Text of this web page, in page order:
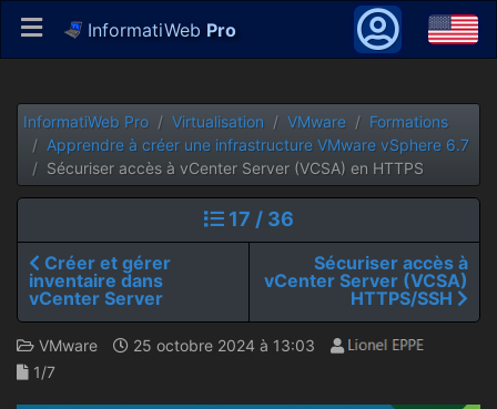
InformatiWeb Pro
InformatiWeb Pro Virtualisation VMware
Formations
Apprendre à créer une infrastructure VMware vSphere 6.7
Sécuriser accès à vCenter Server (VCSA) en HTTPS
17 / 36
Créer et gérer
inventaire dans
vCenter Server
Sécuriser accès à
vCenter Server (VCSA)
HTTPS/SSH
VMware
25 octobre 2024 à 13:03
1/7